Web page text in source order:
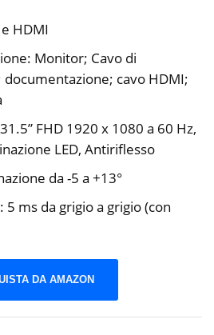
HDMI
Monitor; Cavo di
cavo HDMI;
FHD 1920 x 1080 a 60 Hz,
LED, Antiriflesso
da -5 a +13°
ms da grigio a grigio (con
DA AMAZON